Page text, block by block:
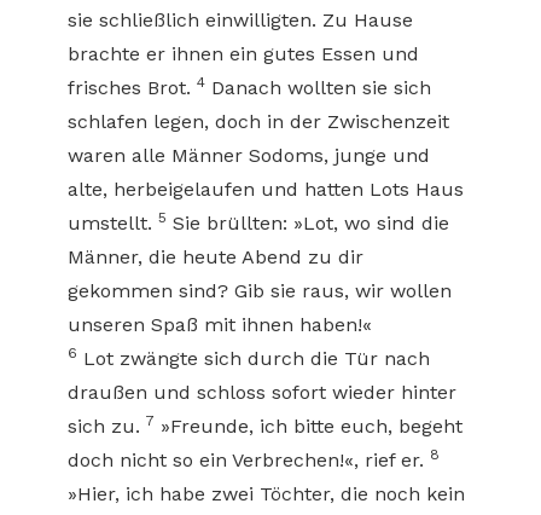
sie schließlich einwilligten. Zu Hause
brachte er ihnen ein gutes Essen und
frisches Brot. 4 Danach wollten sie sich
schlafen legen, doch in der Zwischenzeit
waren alle Männer Sodoms, junge und
alte, herbeigelaufen und hatten Lots Haus
umstellt. 5 Sie brüllten: »Lot, wo sind die
Männer, die heute Abend zu dir
gekommen sind? Gib sie raus, wir wollen
unseren Spaß mit ihnen haben!«
6 Lot zwängte sich durch die Tür nach
draußen und schloss sofort wieder hinter
sich zu. 7 »Freunde, ich bitte euch, begeht
doch nicht so ein Verbrechen!«, rief er. 8
»Hier, ich habe zwei Töchter, die noch kein